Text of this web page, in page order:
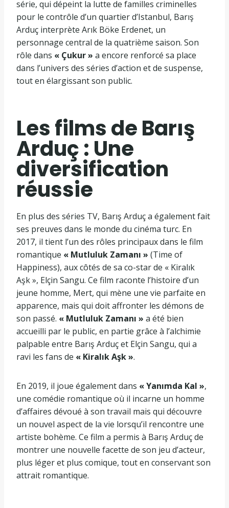
série, qui dépeint la lutte de familles criminelles
pour le contrôle d’un quartier d’Istanbul, Barış
Arduç interprète Arık Böke Erdenet, un
personnage central de la quatrième saison. Son
rôle dans « Çukur » a encore renforcé sa place
dans l’univers des séries d’action et de suspense,
tout en élargissant son public.
Les films de Barış
Arduç : Une
diversification
réussie
En plus des séries TV, Barış Arduç a également fait
ses preuves dans le monde du cinéma turc. En
2017, il tient l’un des rôles principaux dans le film
romantique « Mutluluk Zamanı » (Time of
Happiness), aux côtés de sa co-star de « Kiralık
Aşk », Elçin Sangu. Ce film raconte l’histoire d’un
jeune homme, Mert, qui mène une vie parfaite en
apparence, mais qui doit affronter les démons de
son passé. « Mutluluk Zamanı » a été bien
accueilli par le public, en partie grâce à l’alchimie
palpable entre Barış Arduç et Elçin Sangu, qui a
ravi les fans de « Kiralık Aşk ».
En 2019, il joue également dans « Yanımda Kal »,
une comédie romantique où il incarne un homme
d’affaires dévoué à son travail mais qui découvre
un nouvel aspect de la vie lorsqu’il rencontre une
artiste bohème. Ce film a permis à Barış Arduç de
montrer une nouvelle facette de son jeu d’acteur,
plus léger et plus comique, tout en conservant son
attrait romantique.